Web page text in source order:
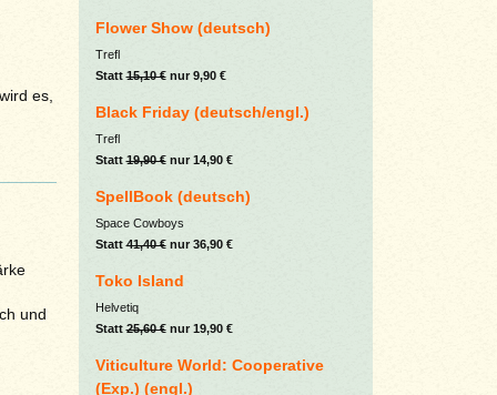
es,
und
Flower Show (deutsch)
Trefl
Statt15,10 €nur 9,90 €
Black Friday (deutsch/engl.)
Trefl
Statt19,90 €nur 14,90 €
SpellBook (deutsch)
Space Cowboys
Statt41,40 €nur 36,90 €
Toko Island
Helvetiq
Statt25,60 €nur 19,90 €
Viticulture World: Cooperative
(Exp.) (engl.)